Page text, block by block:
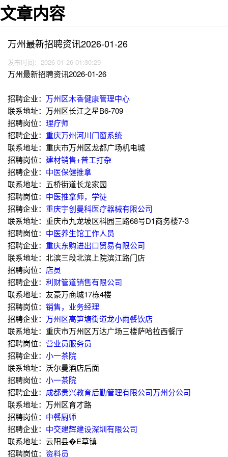
文章内容
万州最新招聘资讯2026-01-26
发布时间：2026-01-26 01:30:29
万州最新招聘资讯2026-01-26
招聘企业： 万州区木香健康管理中心
联系地址：万州区长江之星B6-709
招聘岗位： 理疗师
招聘企业： 重庆万州河川门窗系统
联系地址：重庆市万州区龙都广场机电城
招聘岗位： 建材销售+普工打杂
招聘企业： 中医保健推拿
联系地址：五桥街道长龙家园
招聘岗位： 中医推拿师，学徒
招聘企业： 重庆宇创曼科医疗器械有限公司
联系地址：重庆市九龙坡区科园三路68号D1商务楼7-3
招聘岗位： 中医养生馆工作人员
招聘企业： 重庆东购进出口贸易有限公司
联系地址：北滨三段北滨上院滨江路门店
招聘岗位： 店员
招聘企业： 利财管道销售有限公司
联系地址：友豪万商城17栋4楼
招聘岗位： 销售，业务经理
招聘企业： 万州区高笋塘街道龙小雨餐饮店
联系地址：重庆市万州区万达广场三楼萨哈拉西餐厅
招聘岗位： 营业员服务员
招聘企业： 小一茶院
联系地址：沃尔曼酒店后面
招聘岗位： 小一茶院
招聘企业： 成都贵兴教育后勤管理有限公司万州分公司
联系地址：万州区育才路
招聘岗位： 中餐厨师
招聘企业： 中交建辉建设深圳有限公司
联系地址：云阳县�E草镇
招聘岗位： 资料员